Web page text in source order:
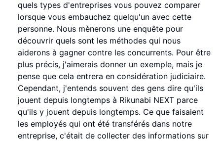
quels types d'entreprises vous pouvez comparer
lorsque vous embauchez quelqu'un avec cette
personne. Nous mènerons une enquête pour
découvrir quels sont les méthodes qui nous
aiderons à gagner contre les concurrents. Pour être
plus précis, j'aimerais donner un exemple, mais je
pense que cela entrera en considération judiciaire.
Cependant, j'entends souvent des gens dire qu'ils
jouent depuis longtemps à Rikunabi NEXT parce
qu'ils y jouent depuis longtemps. Ce que faisaient
les employés qui ont été transférés dans notre
entreprise, c'était de collecter des informations sur